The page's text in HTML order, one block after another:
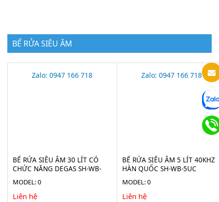
BỂ RỬA SIÊU ÂM
Zalo: 0947 166 718
BỂ RỬA SIÊU ÂM 30 LÍT CÓ
CHỨC NĂNG DEGAS SH-WB-
MODEL: 0
Liên hệ
Zalo: 0947 166 718
BỂ RỬA SIÊU ÂM 5 LÍT 40KHZ
HÀN QUỐC SH-WB-5UC
MODEL: 0
Liên hệ